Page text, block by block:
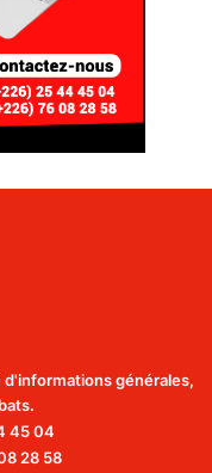
d'informations générales,
45 04
28 58